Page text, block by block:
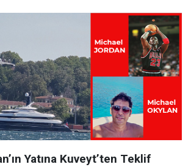
Yatına Kuveyt’ten Teklif